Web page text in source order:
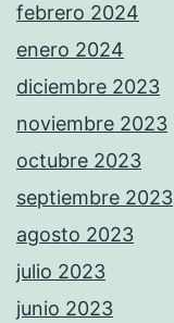
febrero 2024
enero 2024
diciembre 2023
noviembre 2023
octubre 2023
septiembre 2023
agosto 2023
julio 2023
junio 2023